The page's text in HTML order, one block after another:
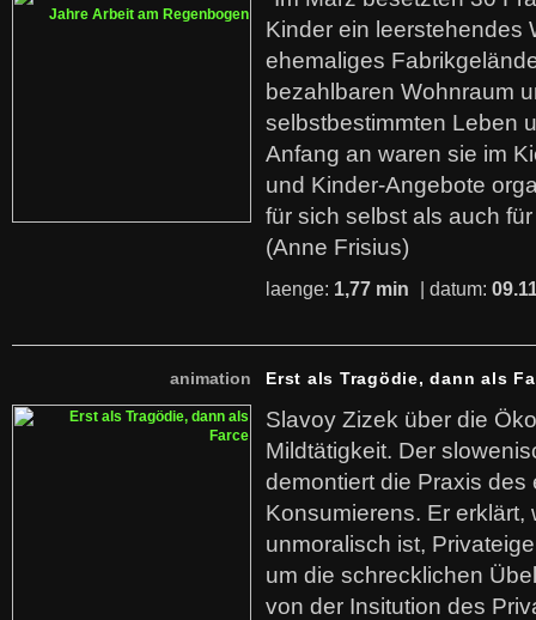
Kinder ein leerstehendes
ehemaliges
bezahlbaren Wohnraum
selbstbestimmten Leben
Anfang an waren sie im
und Kinder-Angebote
für sich selbst als auch
(Anne Frisius)
laenge: 1,77 min | datum:
animation Erst als Tragödie, dann als
Slavoy Zizek über die
Mildtätigkeit. Der
demontiert die Praxis des
Konsumierens. Er erklärt,
unmoralisch ist,
um die schrecklichen
von der Insitution des